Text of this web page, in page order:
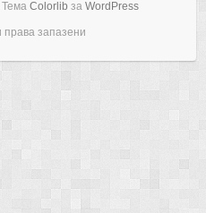
Тема Colorlib за WordPress
права запазени